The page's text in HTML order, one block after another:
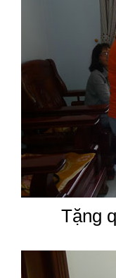
Tặng